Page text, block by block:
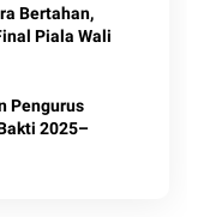
Bertahan,
Piala Wali
Pengurus
2025–